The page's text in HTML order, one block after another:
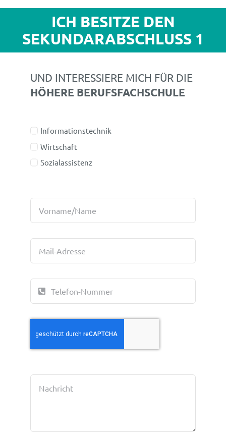
ICH BESITZE DEN
SEKUNDARABSCHLUSS 1
UND INTERESSIERE MICH FÜR DIE
HÖHERE BERUFSFACHSCHULE
Informationstechnik
Wirtschaft
Sozialassistenz